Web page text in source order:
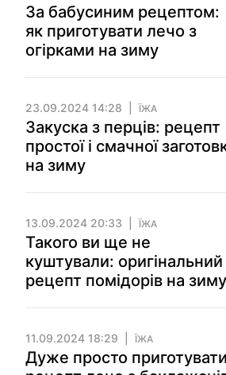
За бабусиним рецептом:
як приготувати лечо з
огірками на зиму
23.09.2024 14:28 ЇЖА
Закуска з перців: рецепт
простої і смачної
на зиму
13.09.2024 20:33 ЇЖА
Такого ви ще не
куштували: оригінальний
рецепт помідорів на зиму
11.09.2024 18:29 ЇЖА
Дуже просто